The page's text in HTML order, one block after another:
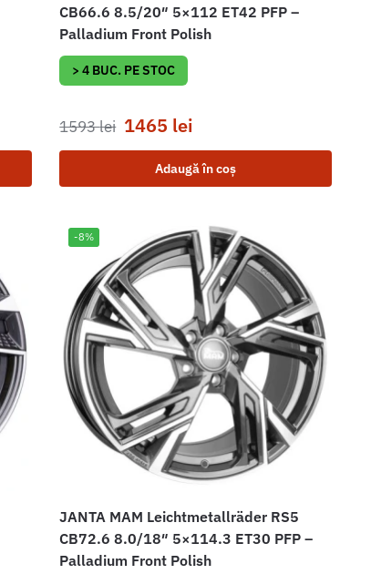
CB66.6 8.5/20″ 5×112 ET42 PFP –
Palladium Front Polish
> 4 BUC. PE STOC
1593lei 1465 lei
Adaugă în coș
-8%
JANTA MAM Leichtmetallräder RS5
CB72.6 8.0/18″ 5×114.3 ET30 PFP –
Palladium Front Polish